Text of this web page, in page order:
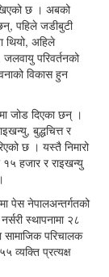
छ । अबको
पहिले जडीबुटी
थियो, अहिले
परिवर्तनको
विकास हुन
जोड दिएका छन् ।
बुद्धचित्त र
छ । यस्तै निमारो
हजार र राइखन्यु
पेस नेपालअन्तर्गतको
स्थापनामा २८
परिचालक
व्यक्ति प्रत्यक्ष